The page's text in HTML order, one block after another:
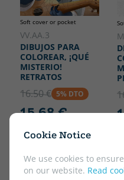
Cookie Notice
We use cookies to
on our website. Read
Soft cover or pocket
VV.AA.3
DIBUJOS PARA
COLOREAR, ¡QUÉ
MISTERIO!
RETRATOS
16.50 € 5% DTO
15.68 €